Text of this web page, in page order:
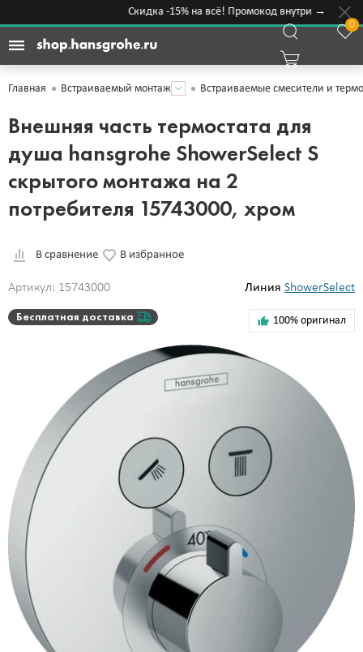
Скидка -15% на всё! Промокод внутри →
0
Главная Встраиваемый монтаж Встраиваемые смесители и
Внешняя часть термостата для
душа hansgrohe ShowerSelect S
скрытого монтажа на 2
потребителя 15743000, хром
В сравнение В избранное
Артикул: 15743000 Линия ShowerSelect
Бесплатная доставка 100% оригинал